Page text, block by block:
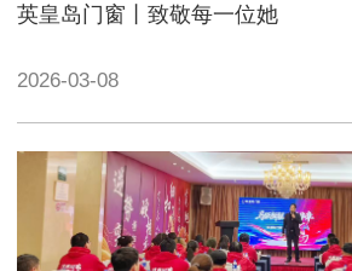
英皇岛门窗丨致敬每一位她
2026-03-08